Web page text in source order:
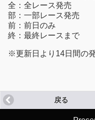
全：全レース発売
部：一部レース発売
前：前日のみ
終：最終レースまで
※更新日より14日間の
戻る